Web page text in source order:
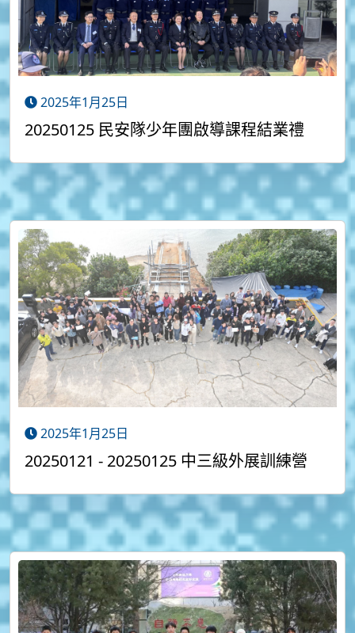
2025年1月25日
20250125 民安隊少年團啟導課程結業禮
2025年1月25日
20250121 - 20250125 中三級外展訓練營